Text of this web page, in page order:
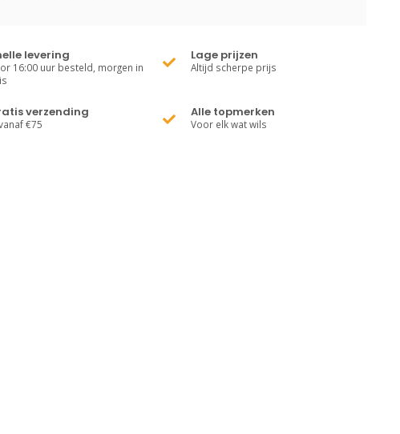
levering
16:00 uur besteld, morgen in
Lage prijzen
Altijd scherpe prijs
verzending
€75
Alle topmerken
Voor elk wat wils